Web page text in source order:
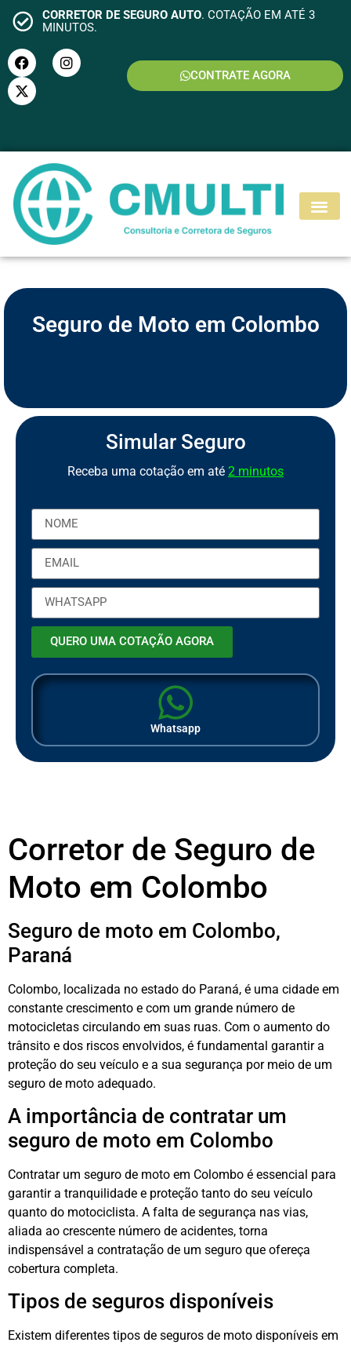
CORRETOR DE SEGURO AUTO. COTAÇÃO EM ATÉ 3
MINUTOS.
CONTRATE AGORA
SEGURO MOTO
Seguro de Moto em Colombo
Simular Seguro
Receba uma cotação em até 2 minutos
QUERO UMA COTAÇÃO AGORA
Whatsapp
Corretor de Seguro de
Moto em Colombo
Seguro de moto em Colombo,
Paraná
Colombo, localizada no estado do Paraná, é uma cidade em
constante crescimento e com um grande número de
motocicletas circulando em suas ruas. Com o aumento do
trânsito e dos riscos envolvidos, é fundamental garantir a
proteção do seu veículo e a sua segurança por meio de um
seguro de moto adequado.
A importância de contratar um
seguro de moto em Colombo
Contratar um seguro de moto em Colombo é essencial para
garantir a tranquilidade e proteção tanto do seu veículo
quanto do motociclista. A falta de segurança nas vias,
aliada ao crescente número de acidentes, torna
indispensável a contratação de um seguro que ofereça
cobertura completa.
Tipos de seguros disponíveis
Existem diferentes tipos de seguros de moto disponíveis em